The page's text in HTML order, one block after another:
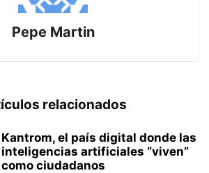
Pepe Martin
relacionados
Kantrom, el país digital donde las
inteligencias artificiales “viven”
como ciudadanos